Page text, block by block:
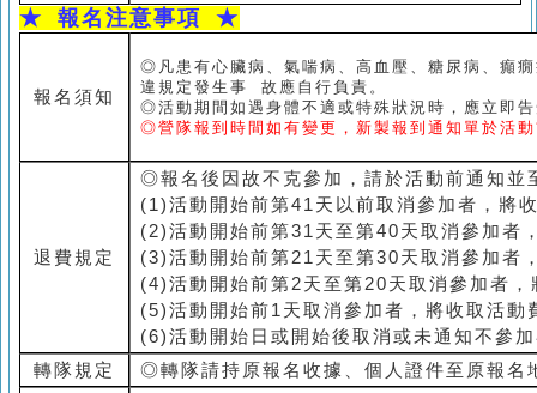
★ 報名注意事項 ★
報名須知
◎凡患有心臟病、氣喘病、高血壓、糖尿病、癲
違規定發生事 故應自行負責。
◎活動期間如遇身體不適或特殊狀況時，應立即
◎營隊報到時間如有變更，新製報到通知單於活
退費規定
◎報名後因故不克參加，請於活動前通知並
(1)活動開始前第41天以前取消參加者，將
(2)活動開始前第31天至第40天取消參加者
(3)活動開始前第21天至第30天取消參加者
(4)活動開始前第2天至第20天取消參加者，
(5)活動開始前1天取消參加者，將收取活動
(6)活動開始日或開始後取消或未通知不參
轉隊規定
◎轉隊請持原報名收據、個人證件至原報名